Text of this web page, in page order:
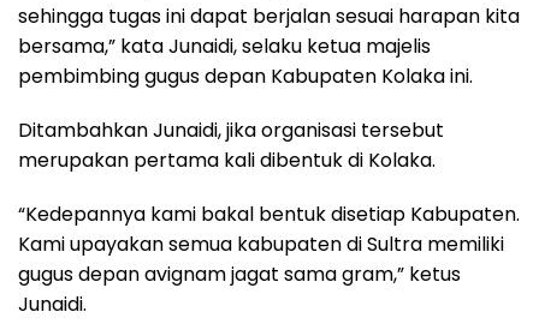
sehingga tugas ini dapat berjalan sesuai harapan kita
bersama,” kata Junaidi, selaku ketua majelis
pembimbing gugus depan Kabupaten Kolaka ini.
Ditambahkan Junaidi, jika organisasi tersebut
merupakan pertama kali dibentuk di Kolaka.
“Kedepannya kami bakal bentuk disetiap Kabupaten.
Kami upayakan semua kabupaten di Sultra memiliki
gugus depan avignam jagat sama gram,” ketus
Junaidi.